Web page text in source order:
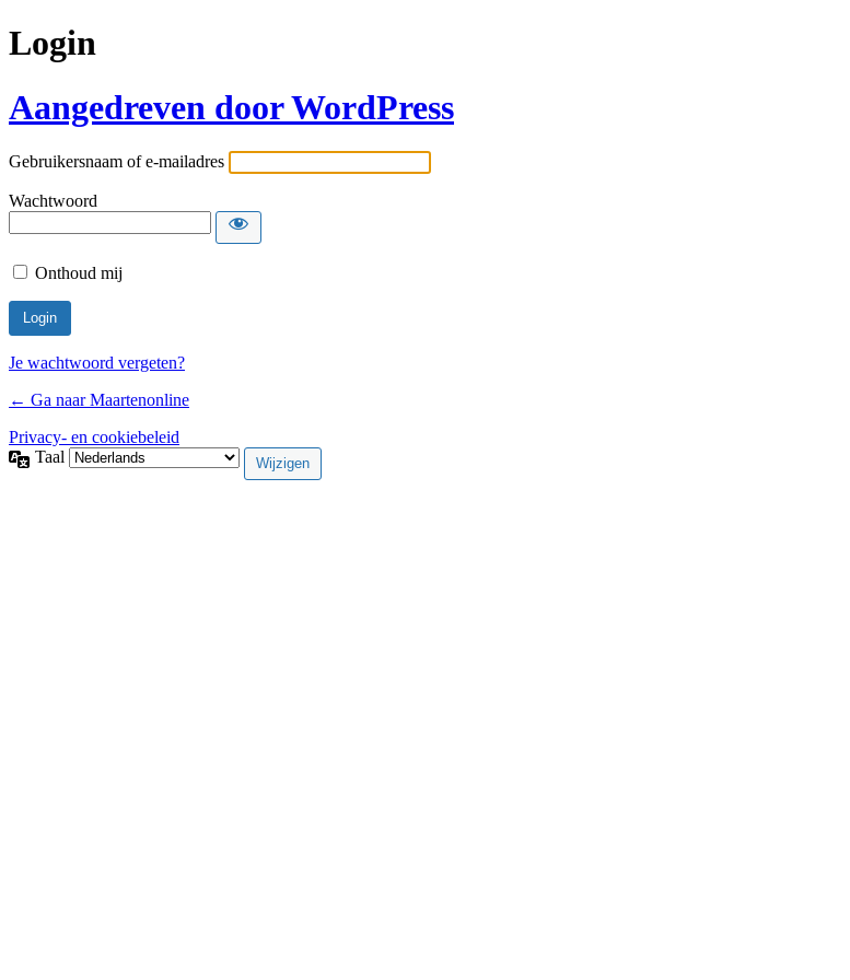
Login
Aangedreven door WordPress
Gebruikersnaam of e-mailadres
Wachtwoord
Onthoud mij
Je wachtwoord vergeten?
← Ga naar Maartenonline
Privacy- en cookiebeleid
Taal